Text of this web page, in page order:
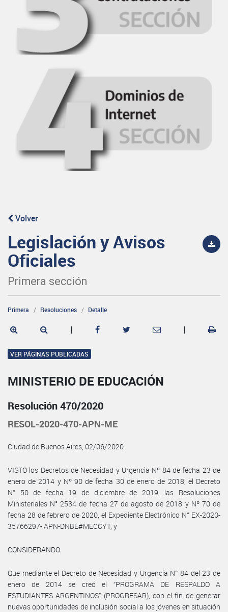
Volver
Legislación y Avisos
Oficiales
Primera sección
Primera Resoluciones Detalle
| |
VER PÁGINAS PUBLICADAS
MINISTERIO DE EDUCACIÓN
Resolución 470/2020
RESOL-2020-470-APN-ME
Ciudad de Buenos Aires, 02/06/2020
VISTO los Decretos de Necesidad y Urgencia Nº 84 de fecha 23 de
enero de 2014 y Nº 90 de fecha 30 de enero de 2018, el Decreto
N° 50 de fecha 19 de diciembre de 2019, las Resoluciones
Ministeriales N° 2534 de fecha 27 de agosto de 2018 y Nº 70 de
fecha 28 de febrero de 2020, el Expediente Electrónico N° EX-2020-
35766297- APN-DNBE#MECCYT, y
CONSIDERANDO:
Que mediante el Decreto de Necesidad y Urgencia N° 84 del 23 de
enero de 2014 se creó el “PROGRAMA DE RESPALDO A
ESTUDIANTES ARGENTINOS” (PROGRESAR), con el fin de generar
nuevas oportunidades de inclusión social a los jóvenes en situación